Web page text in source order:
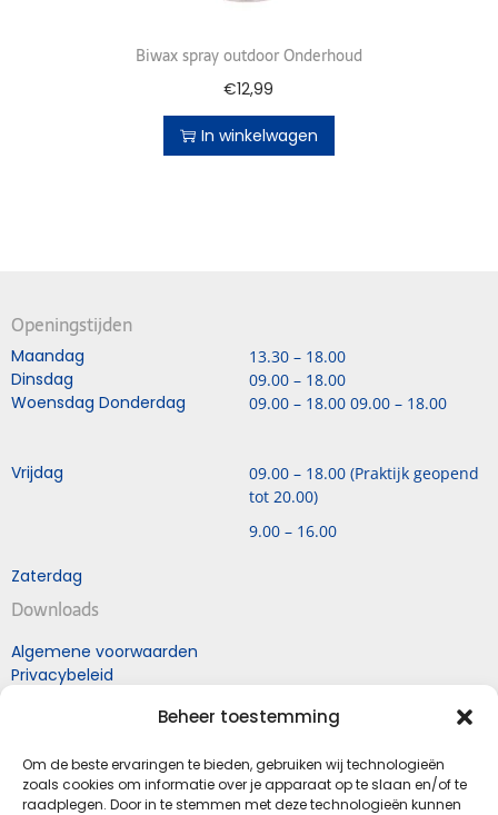
Beheer toestemming
Om de beste ervaringen te bieden, gebruiken wij technologieën
zoals cookies om informatie over je apparaat op te slaan en/of te
raadplegen. Door in te stemmen met deze technologieën kunnen
Biwax spray outdoor Onderhoud
€12,99
In winkelwagen
Openingstijden
Maandag
Dinsdag
Woensdag Donderdag
13.30 – 18.00
09.00 – 18.00
09.00 – 18.00 09.00 – 18.00
Vrijdag
Zaterdag
09.00 – 18.00 (Praktijk geopend
tot 20.00)
9.00 – 16.00
Downloads
Algemene voorwaarden
Privacybeleid